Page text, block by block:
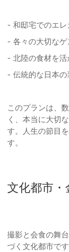
- 和邸宅でのエ
- 各々の大切な
- 北陸の食材を
- 伝統的な日本の
このプランは、
く、本当に大切
す。人生の節目
す。
文化都市
撮影と会食の舞
づく文化都市で